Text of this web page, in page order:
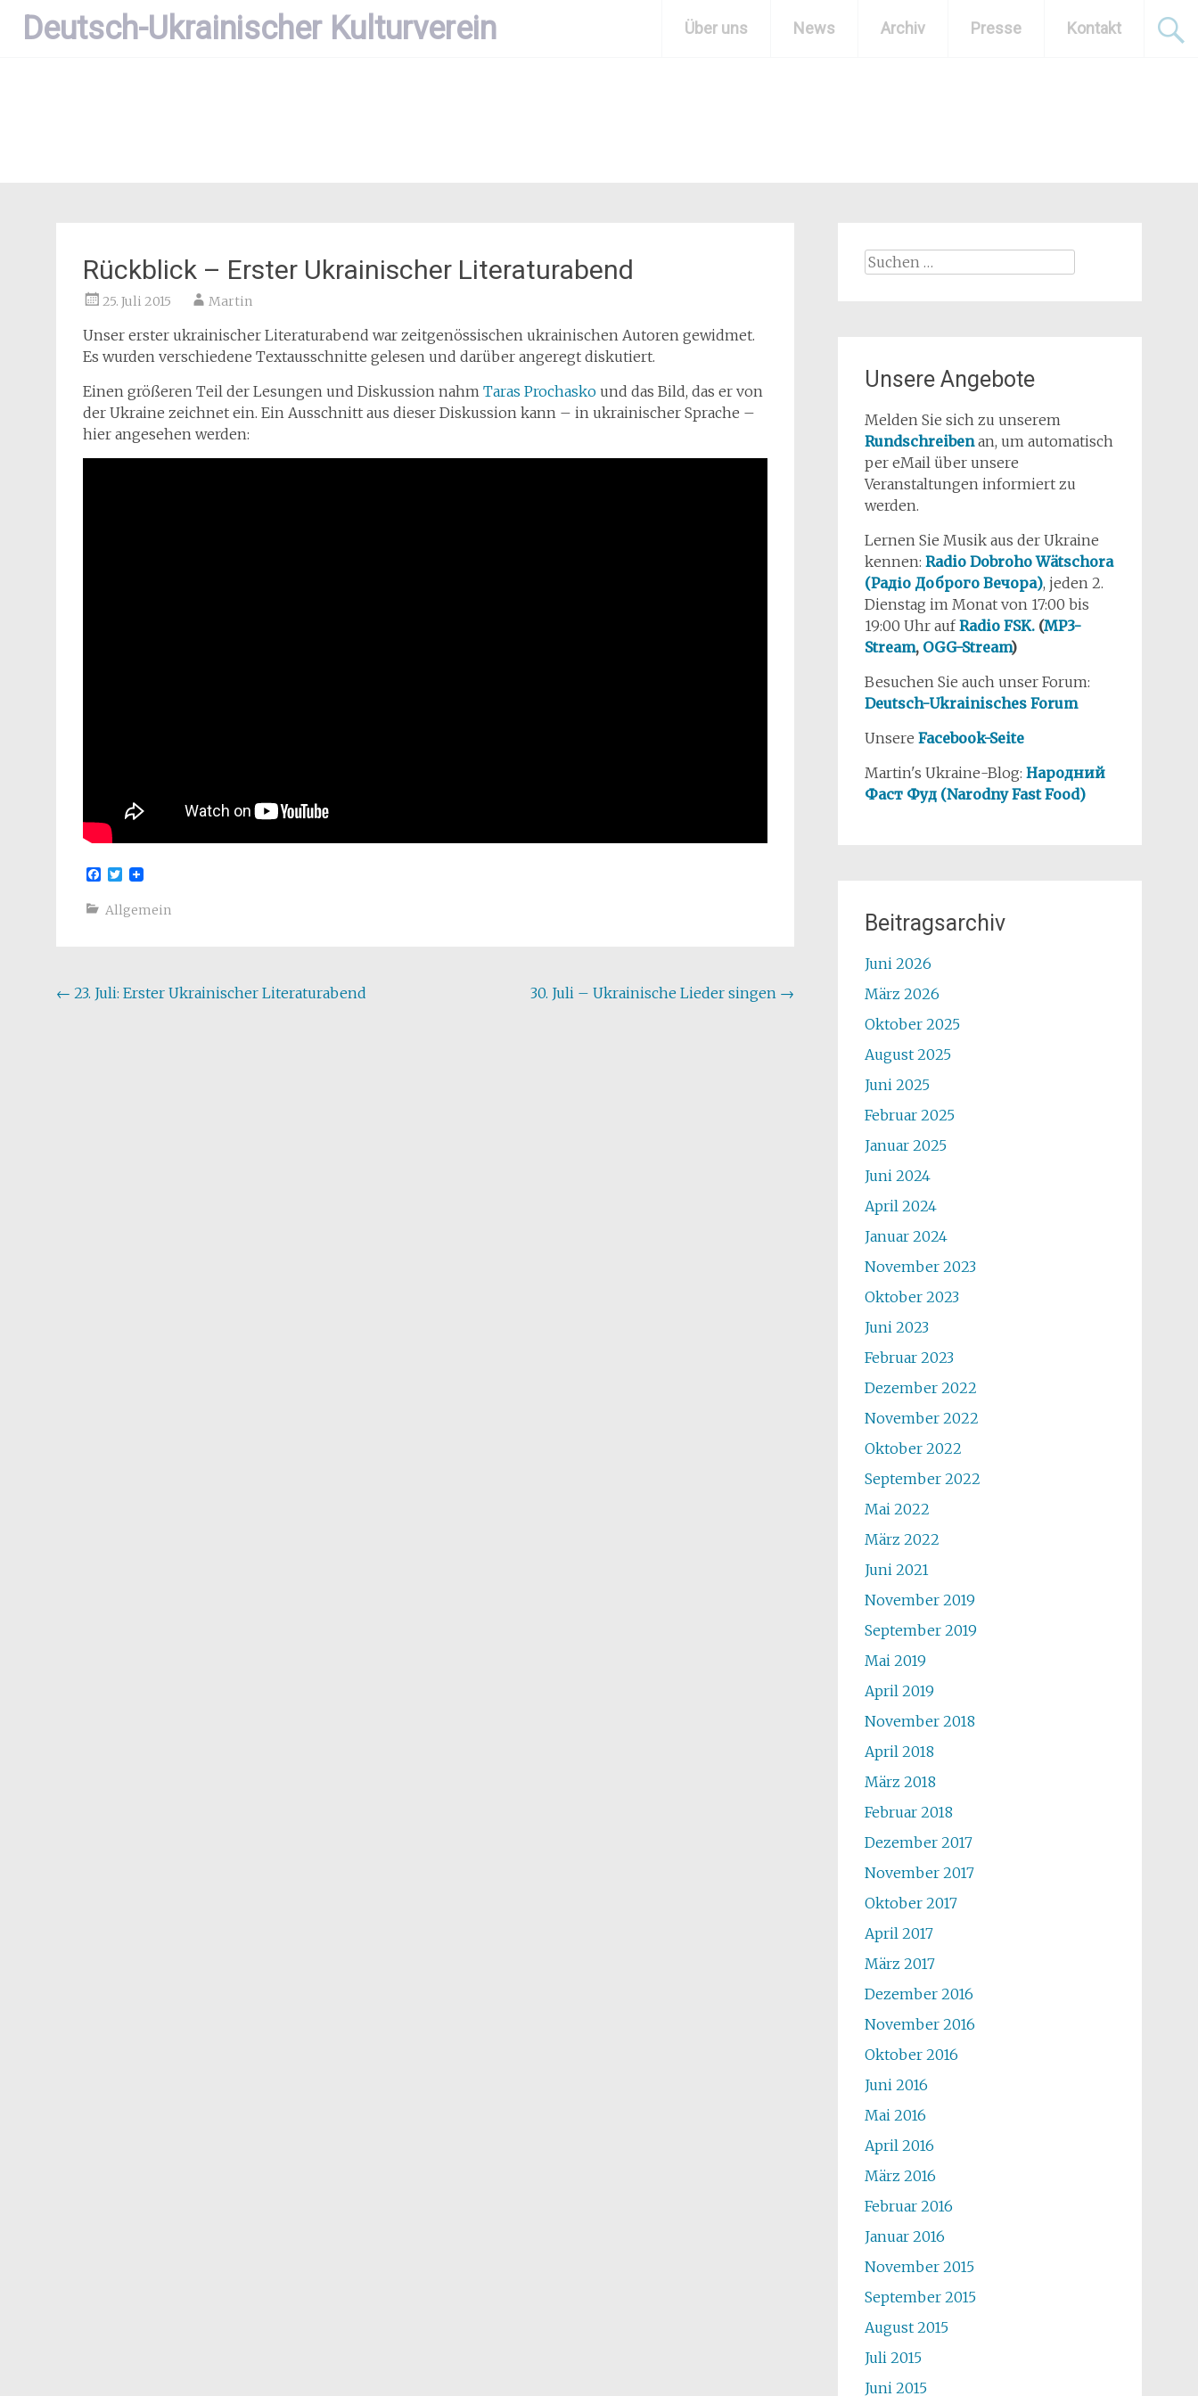
Zum
InhaltDeutsch-Ukrainischer Kulturverein Über uns News Archiv Presse Kontakt
Rückblick – Erster Ukrainischer Literaturabend
25. Juli 2015 Martin
Unser erster ukrainischer Literaturabend war zeitgenössischen ukrainischen Autoren gewidmet.
Es wurden verschiedene Textausschnitte gelesen und darüber angeregt diskutiert.
Einen größeren Teil der Lesungen und Diskussion nahm Taras Prochasko und das Bild, das er von
der Ukraine zeichnet ein. Ein Ausschnitt aus dieser Diskussion kann – in ukrainischer Sprache –
hier angesehen werden:
Facebook
Twitter
Allgemein
Beitragsnavigation
← 23. Juli: Erster Ukrainischer Literaturabend 30. Juli – Ukrainische Lieder singen →
Suchen
Unsere Angebote
Melden Sie sich zu unserem
Rundschreibenan, um automatisch
per eMail über unsere
Veranstaltungen informiert zu
werden.
Lernen Sie Musik aus der Ukraine
kennen: Radio Dobroho Wätschora
(Радіо Доброго Вечора), jeden 2.
Dienstag im Monat von 17:00 bis
19:00 Uhr aufRadio FSK.(MP3-
Stream, OGG-Stream)
Besuchen Sie auch unser Forum:
Deutsch-Ukrainisches Forum
Unsere Facebook-Seite
Martin's Ukraine-Blog: Народний
Фаст Фуд (Narodny Fast Food)
Beitragsarchiv
Juni 2026
März 2026
Oktober 2025
August 2025
Juni 2025
Februar 2025
Januar 2025
Juni 2024
April 2024
Januar 2024
November 2023
Oktober 2023
Juni 2023
Februar 2023
Dezember 2022
November 2022
Oktober 2022
September 2022
Mai 2022
März 2022
Juni 2021
November 2019
September 2019
Mai 2019
April 2019
November 2018
April 2018
März 2018
Februar 2018
Dezember 2017
November 2017
Oktober 2017
April 2017
März 2017
Dezember 2016
November 2016
Oktober 2016
Juni 2016
Mai 2016
April 2016
März 2016
Februar 2016
Januar 2016
November 2015
September 2015
August 2015
Juli 2015
Juni 2015